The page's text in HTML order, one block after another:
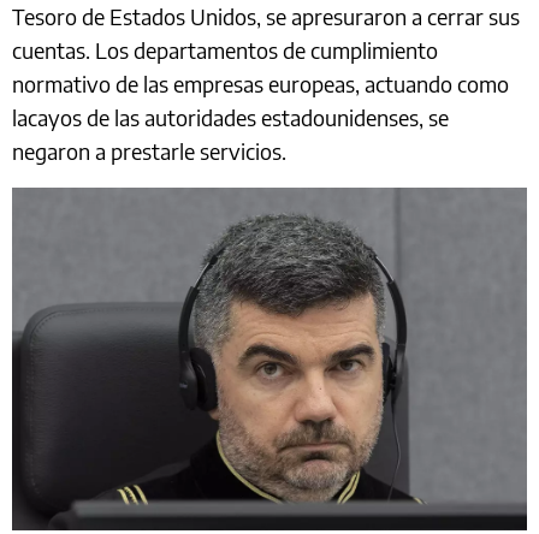
Tesoro de Estados Unidos, se apresuraron a cerrar sus
cuentas. Los departamentos de cumplimiento
normativo de las empresas europeas, actuando como
lacayos de las autoridades estadounidenses, se
negaron a prestarle servicios.